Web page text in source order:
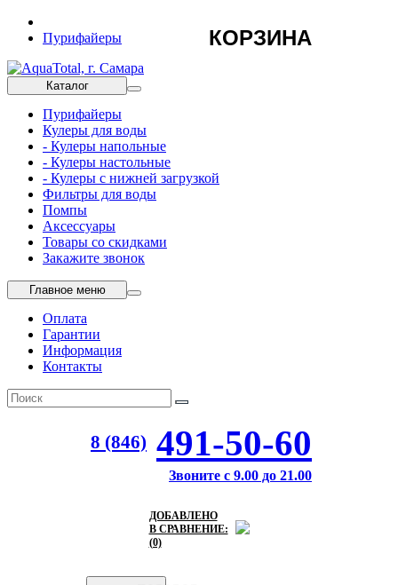
Пурифайеры
Каталог
Пурифайеры
Кулеры для воды
- Кулеры напольные
- Кулеры настольные
- Кулеры с нижней загрузкой
Фильтры для воды
Помпы
Аксессуары
Товары со скидками
Закажите звонок
Главное меню
Оплата
Гарантии
Информация
Контакты
8 (846) 491-50-60
Звоните с 9.00 до 21.00
ДОБАВЛЕНО
В СРАВНЕНИЕ:
(0)
КОРЗИНА